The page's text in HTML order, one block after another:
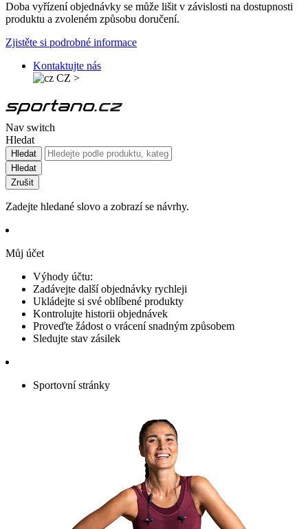
Doba vyřízení objednávky se může lišit v závislosti na dostupnosti
produktu a zvoleném způsobu doručení.
Zjistěte si podrobné informace
Kontaktujte nás
CZ >
Nav switch
Hledat
Hledat
Hledat
Zrušit
Zadejte hledané slovo a zobrazí se návrhy.
Můj účet
Výhody účtu:
Zadávejte další objednávky rychleji
Ukládejte si své oblíbené produkty
Kontrolujte historii objednávek
Proveďte žádost o vrácení snadným způsobem
Sledujte stav zásilek
Sportovní stránky